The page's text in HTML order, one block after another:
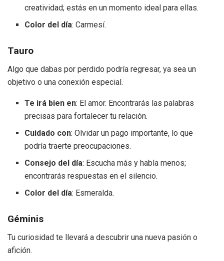
creatividad; estás en un momento ideal para ellas.
Color del día: Carmesí.
Tauro
Algo que dabas por perdido podría regresar, ya sea un
objetivo o una conexión especial.
Te irá bien en: El amor. Encontrarás las palabras
precisas para fortalecer tu relación.
Cuidado con: Olvidar un pago importante, lo que
podría traerte preocupaciones.
Consejo del día: Escucha más y habla menos;
encontrarás respuestas en el silencio.
Color del día: Esmeralda.
Géminis
Tu curiosidad te llevará a descubrir una nueva pasión o
afición.